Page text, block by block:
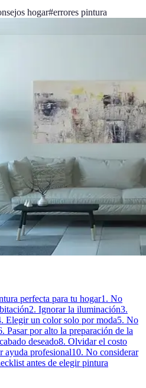
hogar#errores pintura
perfecta para tu hogar1. No
2. Ignorar la iluminación3.
Elegir un color solo por moda5. No
Pasar por alto la preparación de la
deseado8. Olvidar el costo
ayuda profesional10. No considerar
antes de elegir pintura